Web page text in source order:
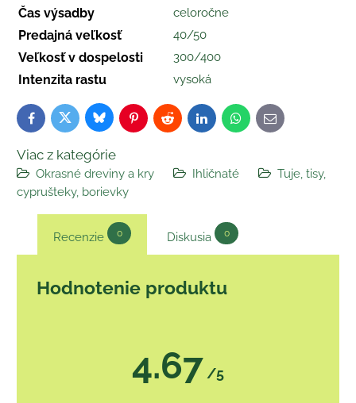
Čas výsadby celoročne
Predajná veľkosť 40/50
Veľkosť v dospelosti 300/400
Intenzita rastu vysoká
FacebookTwitterBlueskyPinterestReddit LinkedInWhatsApp
E-
mail
Viac z kategórie
Okrasné dreviny a kry Ihličnaté
Tuje, tisy,
cyprušteky, borievky
Recenzie 0 Diskusia 0
Hodnotenie produktu
4.67 /5